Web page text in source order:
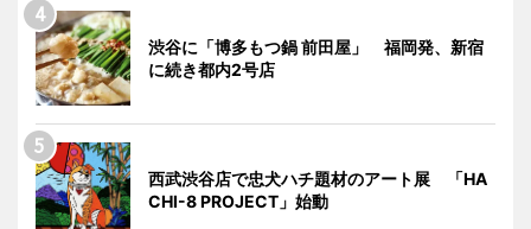
渋谷に「博多もつ鍋 前田屋」 福岡発、新宿
に続き都内2号店
西武渋谷店で忠犬ハチ題材のアート展 「HA
CHI-8 PROJECT」始動